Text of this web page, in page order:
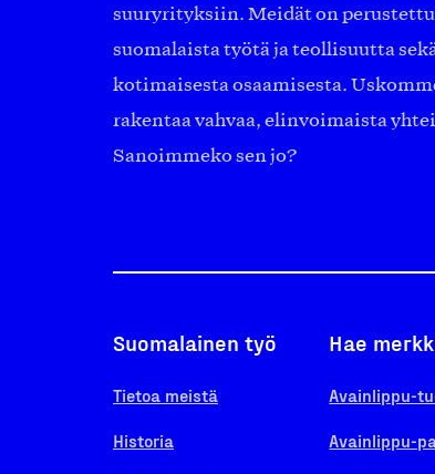
suuryrityksiin. Meidät on
suomalaista työtä ja teollisuutta
kotimaisesta osaamisesta.
rakentaa vahvaa, elinvoimaista
Sanoimmeko sen jo?
Suomalainen työ
Tietoa meistä
Historia
Hae
Avainlippu-
Avainlippu-